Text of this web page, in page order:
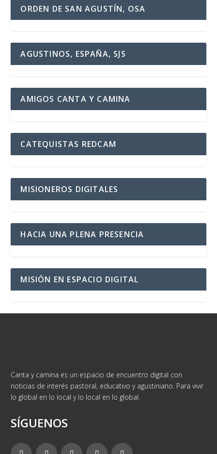
ORDEN DE SAN AGUSTÍN, OSA
AGUSTINOS, ESPAÑA, SJS
AMIGOS CANTA Y CAMINA
CATEQUISTAS REDCAM
MISIONEROS DIGITALES
HACIA UNA PLENA PRESENCIA
MISIÓN EN ESPACIO DIGITAL
Canta y camina es un espacio de encuentro digital con
noticias de interés pastoral, educativo y agustiniano. Para vivir
lo global en lo local y lo local en lo global.
SÍGUENOS